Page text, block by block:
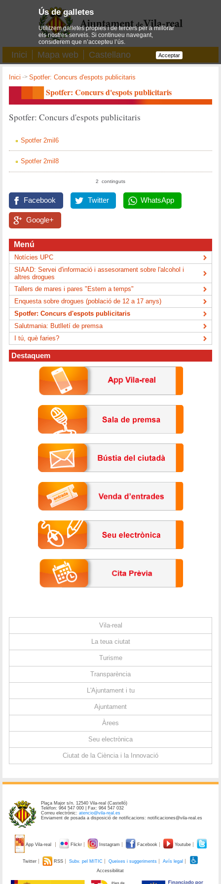
Inici Mapa web Castellano
Inici ->Spotfer: Concurs d'espots publicitaris
Spotfer: Concurs d'espots publicitaris
Spotfer: Concurs d'espots publicitaris
Spotfer 2mil6
Spotfer 2mil8
2 continguts
Facebook Twitter WhatsApp
Google+
Menú
Notícies UPC
SIAAD: Servei d'informació i assesorament sobre l'alcohol i
altres drogues
Tallers de mares i pares "Estem a temps"
Enquesta sobre drogues (població de 12 a 17 anys)
Spotfer: Concurs d'espots publicitaris
Salutmania: Butlletí de premsa
I tú, què faries?
Destaquem
Vila-real
La teua ciutat
Turisme
Transparència
L'Ajuntament i tu
Ajuntament
Àrees
Seu electrònica
Ciutat de la Ciència i la Innovació
Plaça Major s/n. 12540 Vila-real (Castelló)
Telèfon: 964 547 000 | Fax: 964 547 032
Correu electrònic:atencio@vila-real.es
Enviament de posada a disposició de notificacions: notificaciones@vila-real.es
App Vila-real Flickr Instagram Facebook Youtube
Twitter RSS Subv. pel MITIC Queixes i suggeriments
Avís legal
Accessibilitat
Ús de galletes
Utilitzem galletes pròpies i de tercers per a millorar
els nostres serveis. Si continueu navegant,
considerem que n’accepteu l’ús.
Acceptar